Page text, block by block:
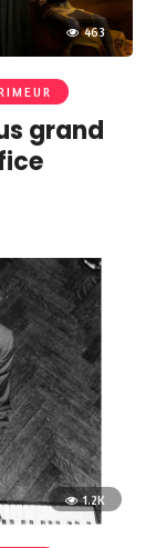
463
grand
1.2K